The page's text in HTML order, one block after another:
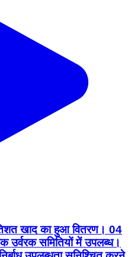
खाद का हुआ वितरण। 04
उर्वरक समितियों में उपलब्ध।